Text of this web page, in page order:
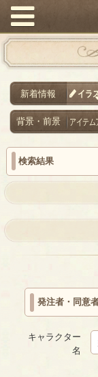
新着情報 イラ
背景・前景 アイテム
検索結果
発注者・同意
キャラクター
名